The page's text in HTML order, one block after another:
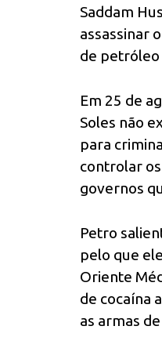
Saddam
assassinar
de petróleo
Em 25 de
Soles não
para
controlar
governos
Petro
pelo que
Oriente
de cocaína
as armas